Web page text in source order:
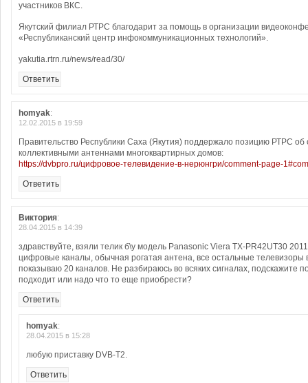
участников ВКС.
Якутский филиал РТРС благодарит за помощь в организации
«Республиканский центр инфокоммуникационных технологий».
yakutia.rtrn.ru/news/read/30/
Ответить
homyak:
12.02.2015 в 19:59
Правительство Республики Саха (Якутия) поддержало позицию РТРС об
коллективными антеннами многоквартирных домов:
https://dvbpro.ru/цифровое-телевидение-в-нерюнгри/comment-page-
Ответить
Виктория:
28.04.2015 в 14:39
здравствуйте, взяли телик б\у модель Panasonic Viera TX-PR42UT30
цифровые каналы, обычная рогатая антена, все остальные телевизоры
показываю 20 каналов. Не разбираюсь во всяких сигналах, подскажите
подходит или надо что то еще приобрести?
Ответить
homyak:
28.04.2015 в 15:28
любую приставку DVB-T2.
Ответить